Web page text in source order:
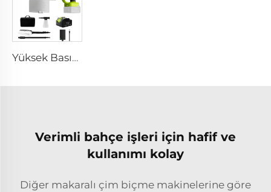
Yüksek Basınçlı Araba Yıkama Kablosuz Yüksek Basınçlı Su Tabancası Araba Yıkama Makinesi Otomatik ve Ekipman
Verimli bahçe işleri için hafif ve
kullanımı kolay
Diğer makaralı çim biçme makinelerine göre